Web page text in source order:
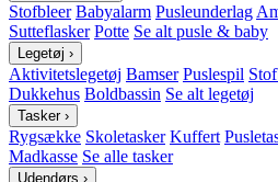
Stofbleer Babyalarm Pusleunderlag
Sutteflasker Potte Se alt pusle & baby
Legetøj ›
Aktivitetslegetøj Bamser Puslespil
Dukkehus Boldbassin Se alt legetøj
Tasker ›
Rygsække Skoletasker Kuffert
Madkasse Se alle tasker
Udendørs ›